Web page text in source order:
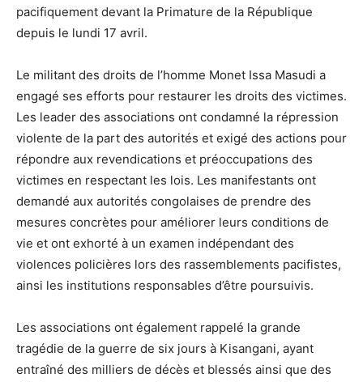
pacifiquement devant la Primature de la République
depuis le lundi 17 avril.
Le militant des droits de l’homme Monet Issa Masudi a
engagé ses efforts pour restaurer les droits des victimes.
Les leader des associations ont condamné la répression
violente de la part des autorités et exigé des actions pour
répondre aux revendications et préoccupations des
victimes en respectant les lois. Les manifestants ont
demandé aux autorités congolaises de prendre des
mesures concrètes pour améliorer leurs conditions de
vie et ont exhorté à un examen indépendant des
violences policières lors des rassemblements pacifistes,
ainsi les institutions responsables d’être poursuivis.
Les associations ont également rappelé la grande
tragédie de la guerre de six jours à Kisangani, ayant
entraîné des milliers de décès et blessés ainsi que des